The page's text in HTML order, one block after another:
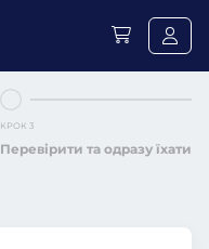
КРОК 3
Перевірити та одразу їхати